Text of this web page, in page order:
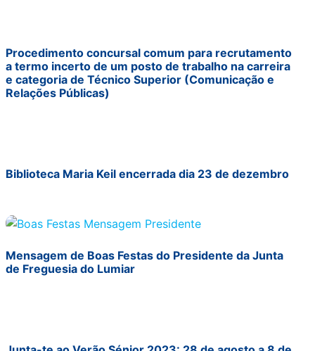
Procedimento concursal comum para recrutamento
a termo incerto de um posto de trabalho na carreira
e categoria de Técnico Superior (Comunicação e
Relações Públicas)
Biblioteca Maria Keil encerrada dia 23 de dezembro
Mensagem de Boas Festas do Presidente da Junta
de Freguesia do Lumiar